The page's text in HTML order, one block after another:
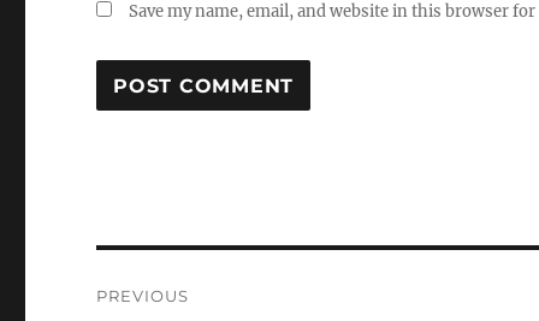
Save my name, email, and website in this browser
PREVIOUS